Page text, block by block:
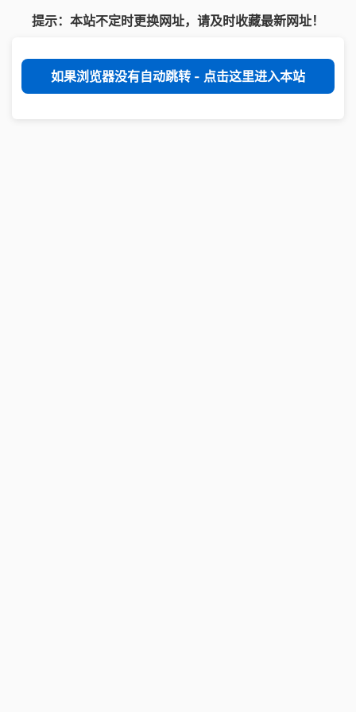
提示：本站不定时更换网址，请及时收藏最新网址！
如果浏览器没有自动跳转 - 点击这里进入本站